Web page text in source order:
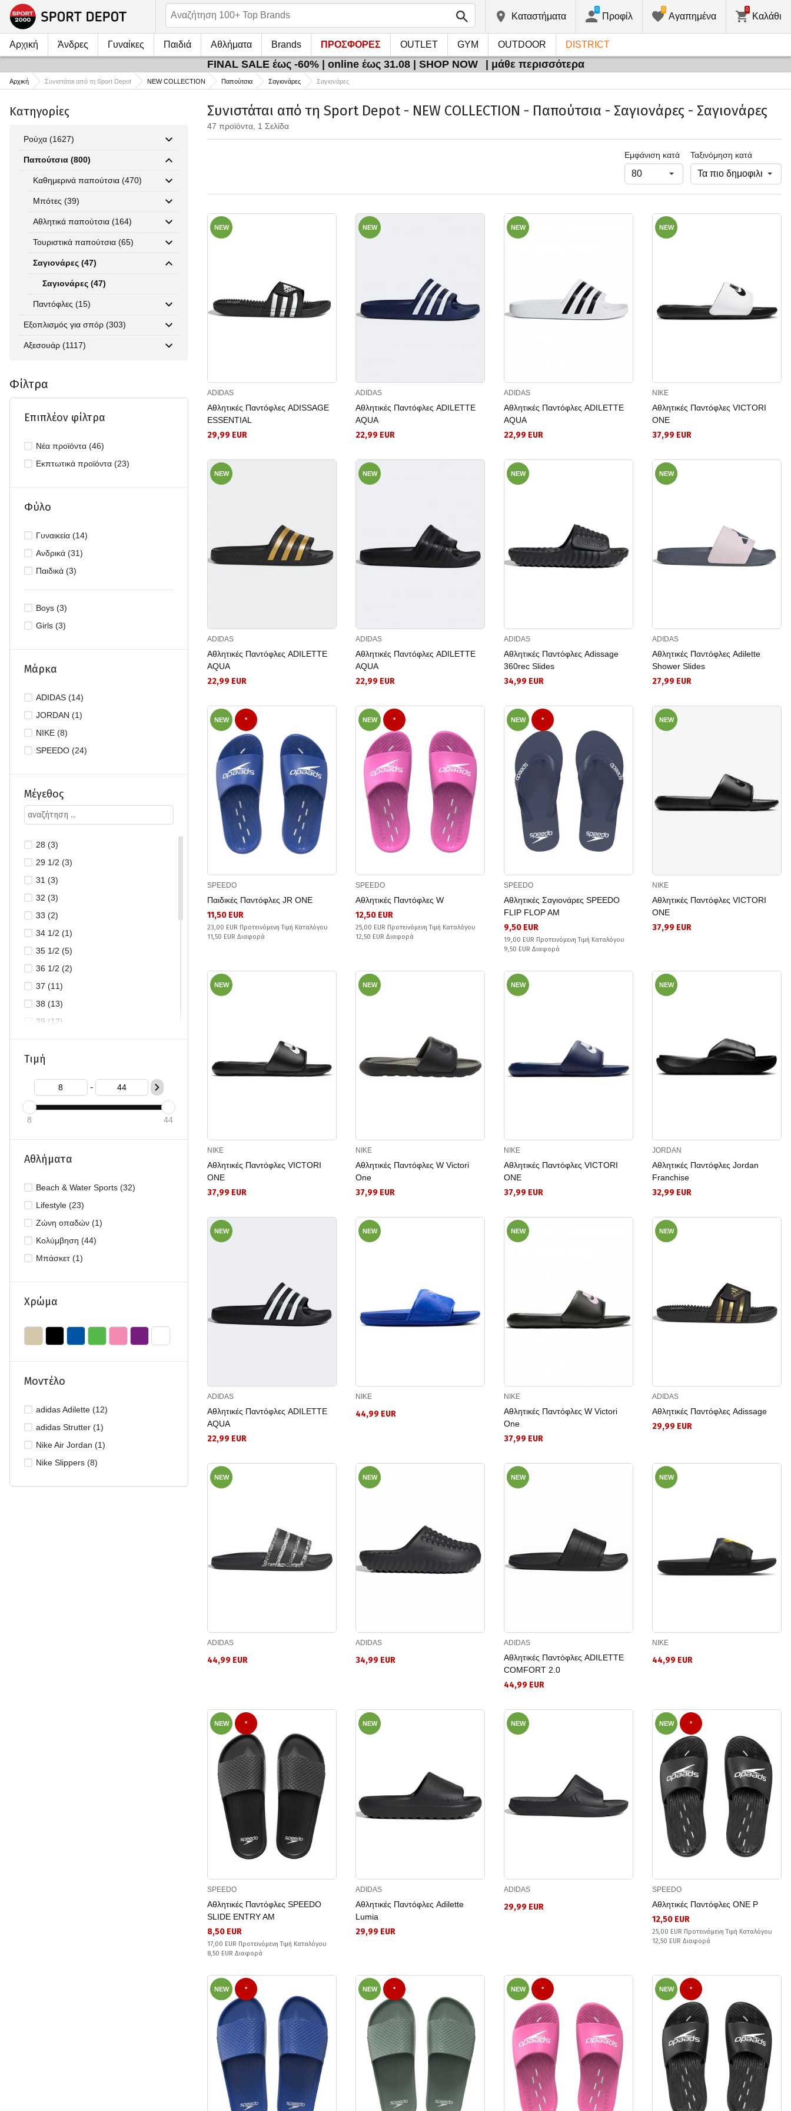
Kαταστήματα Προφίλ
0
Αγαπημένα
0
Καλάθι
0
Αρχική Άνδρες Γυναίκες Παιδιά Αθλήματα Brands ΠΡΟΣΦΟΡΕΣ OUTLET GYM OUTDOOR DISTRICT
FINAL SALE έως -60% | online έως 31.08 | SHOP NOW | μάθε περισσότερα
Αρχική Συνιστάται από τη Sport Depot NEW COLLECTION Παπούτσια Σαγιονάρες Σαγιονάρες
Κατηγορίες
Ρούχα (1627)
Παπούτσια (800)
Καθημερινά παπούτσια (470)
Μπότες (39)
Αθλητικά παπούτσια (164)
Τουριστικά παπούτσια (65)
Σαγιονάρες (47)
Σαγιονάρες (47)
Παντόφλες (15)
Εξοπλισμός για σπόρ (303)
Αξεσουάρ (1117)
Φίλτρα
Επιπλέον φίλτρα
Νέα προϊόντα (46)
Εκπτωτικά προϊόντα (23)
Φύλο
Γυναικεία (14)
Ανδρικά (31)
Παιδικά (3)
Boys (3)
Girls (3)
Μάρκα
ADIDAS (14)
JORDAN (1)
NIKE (8)
SPEEDO (24)
Μέγεθος
28 (3)
29 1/2 (3)
31 (3)
32 (3)
33 (2)
34 1/2 (1)
35 1/2 (5)
36 1/2 (2)
37 (11)
38 (13)
39 (12)
40 (3)
40 1/2 (22)
42 (25)
42 1/2 (6)
44 1/2 (13)
Τιμή
-
8 44
Αθλήματα
Beach & Water Sports (32)
Lifestyle (23)
Ζώνη οπαδών (1)
Κολύμβηση (44)
Μπάσκετ (1)
Χρώμα
Μοντέλο
adidas Adilette (12)
adidas Strutter (1)
Nike Air Jordan (1)
Nike Slippers (8)
Συνιστάται από τη Sport Depot - NEW COLLECTION - Παπούτσια - Σαγιονάρες - Σαγιονάρες
47 προϊόντα, 1 Σελίδα
Εμφάνιση κατά Ταξινόμηση κατά
NEW
ADIDAS
Αθλητικές Παντόφλες ADISSAGE
ESSENTIAL
29,99 EUR
NEW
ADIDAS
Αθλητικές Παντόφλες ADILETTE
AQUA
22,99 EUR
NEW
ADIDAS
Αθλητικές Παντόφλες ADILETTE
AQUA
22,99 EUR
NEW
NIKE
Αθλητικές Παντόφλες VICTORI
ONE
37,99 EUR
NEW
ADIDAS
Αθλητικές Παντόφλες ADILETTE
AQUA
22,99 EUR
NEW
ADIDAS
Αθλητικές Παντόφλες ADILETTE
AQUA
22,99 EUR
NEW
ADIDAS
Αθλητικές Παντόφλες Adissage
360rec Slides
34,99 EUR
NEW
ADIDAS
Αθλητικές Παντόφλες Adilette
Shower Slides
27,99 EUR
NEW *
SPEEDO
Παιδικές Παντόφλες JR ONE
11,50 EUR
23,00 EUR Προτεινόμενη Τιμή Καταλόγου
11,50 EUR Διαφορά
NEW *
SPEEDO
Αθλητικές Παντόφλες W
12,50 EUR
25,00 EUR Προτεινόμενη Τιμή Καταλόγου
12,50 EUR Διαφορά
NEW *
SPEEDO
Αθλητικές Σαγιονάρες SPEEDO
FLIP FLOP AM
9,50 EUR
19,00 EUR Προτεινόμενη Τιμή Καταλόγου
9,50 EUR Διαφορά
NEW
NIKE
Αθλητικές Παντόφλες VICTORI
ONE
37,99 EUR
NEW
NIKE
Αθλητικές Παντόφλες VICTORI
ONE
37,99 EUR
NEW
NIKE
Αθλητικές Παντόφλες W Victori
One
37,99 EUR
NEW
NIKE
Αθλητικές Παντόφλες VICTORI
ONE
37,99 EUR
NEW
JORDAN
Αθλητικές Παντόφλες Jordan
Franchise
32,99 EUR
NEW
ADIDAS
Αθλητικές Παντόφλες ADILETTE
AQUA
22,99 EUR
NEW
NIKE
44,99 EUR
NEW
NIKE
Αθλητικές Παντόφλες W Victori
One
37,99 EUR
NEW
ADIDAS
Αθλητικές Παντόφλες Adissage
29,99 EUR
NEW
ADIDAS
44,99 EUR
NEW
ADIDAS
34,99 EUR
NEW
ADIDAS
Αθλητικές Παντόφλες ADILETTE
COMFORT 2.0
44,99 EUR
NEW
NIKE
44,99 EUR
NEW *
SPEEDO
Αθλητικές Παντόφλες SPEEDO
SLIDE ENTRY AM
8,50 EUR
17,00 EUR Προτεινόμενη Τιμή Καταλόγου
8,50 EUR Διαφορά
NEW
ADIDAS
Αθλητικές Παντόφλες Adilette
Lumia
29,99 EUR
NEW
ADIDAS
29,99 EUR
NEW *
SPEEDO
Αθλητικές Παντόφλες ONE P
12,50 EUR
25,00 EUR Προτεινόμενη Τιμή Καταλόγου
12,50 EUR Διαφορά
NEW * NEW * NEW * NEW *